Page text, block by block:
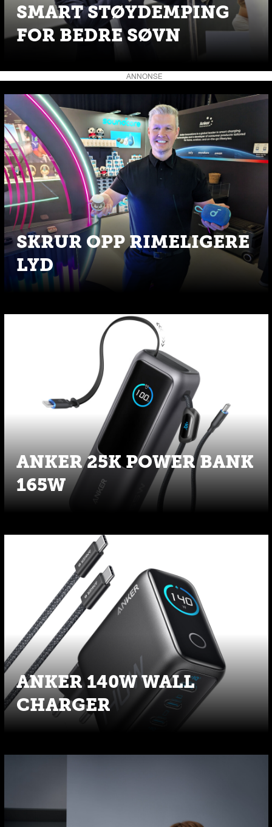
SMART STØYDEMPING
FOR BEDRE SØVN
ANNONSE
SKRUR OPP RIMELIGERE
LYD
ANKER 25K POWER BANK
165W
ANKER 140W WALL
CHARGER